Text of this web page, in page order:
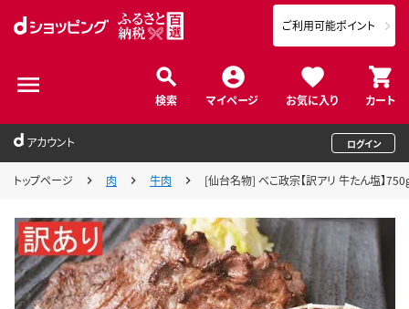
検索 マイページ お気に入り カート
ご利用可能ポイント
アカウント ログイン
トップページ 肉 牛肉 [仙台名物] べこ政宗【訳アリ 牛たん塩】